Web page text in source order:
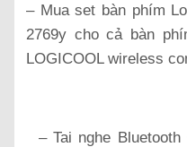
– Mua set bàn phím
2769y cho cả bàn
LOGICOOL wireless
– Tai nghe Bluetooth